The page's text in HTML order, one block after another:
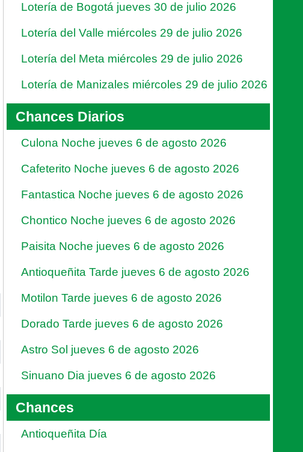
Lotería de Bogotá jueves 30 de julio 2026
Lotería del Valle miércoles 29 de julio 2026
Lotería del Meta miércoles 29 de julio 2026
Lotería de Manizales miércoles 29 de julio 2026
Chances Diarios
Culona Noche jueves 6 de agosto 2026
Cafeterito Noche jueves 6 de agosto 2026
Fantastica Noche jueves 6 de agosto 2026
Chontico Noche jueves 6 de agosto 2026
Paisita Noche jueves 6 de agosto 2026
Antioqueñita Tarde jueves 6 de agosto 2026
Motilon Tarde jueves 6 de agosto 2026
Dorado Tarde jueves 6 de agosto 2026
Astro Sol jueves 6 de agosto 2026
Sinuano Dia jueves 6 de agosto 2026
Chances
Antioqueñita Día